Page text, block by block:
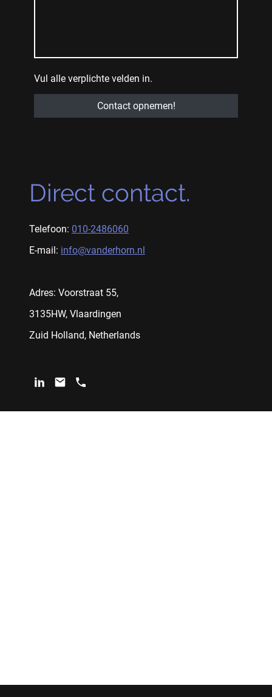
Vul alle verplichte velden in.
Contact opnemen!
Direct contact.
Telefoon: 010-2486060
E-mail: info@vanderhorn.nl
Adres: Voorstraat 55,
3135HW, Vlaardingen
Zuid Holland, Netherlands